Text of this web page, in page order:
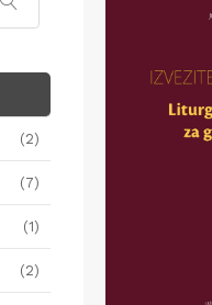
(2)
(7)
(1)
(2)